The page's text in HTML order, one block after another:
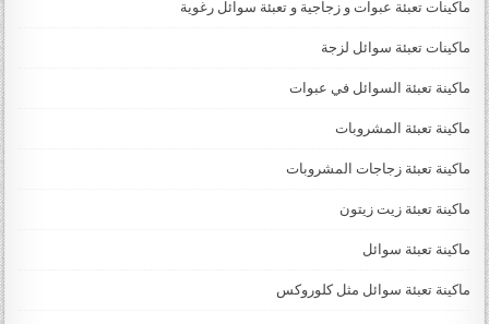
ماكينات تعبئة عبوات و زجاجية و تعبئة سوائل رغوية
ماكينات تعبئة سوائل لزجة
‏‏‏ماكينة تعبئة السوائل في عبوات
ماكينة تعبئة المشروبات
ماكينة تعبئة زجاجات المشروبات
ماكينة تعبئة زيت زيتون
ماكينة تعبئة سوائل
ماكينة تعبئة سوائل مثل كلوروكس